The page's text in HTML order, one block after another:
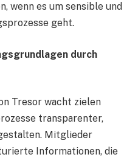
wenn es um sensible und
geht.
durch
Tresor wacht zielen
transparenter,
Mitglieder
Informationen, die